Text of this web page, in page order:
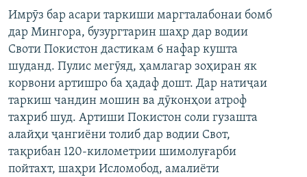
Ҷаҳиш
ҷустор
ОСИЁИ МАРКАЗӢ
ФАРҲАНГ
МЕҲМОНИ ОЗОДӢ
ВАРЗИШ
ҶАНГ ДАР УКРАИНА
НАЗАРИ МАРДУМ
БЛОГИСТОН
ОЗОДӢ ОНЛАЙН
ЧАНДРАСОНАӢ
ВИДЕО
НИГОРИСТОН
ГУЗОРИШҲОИ РАДИОӢ
РӮЙХАТҲО
КИТОБҲОИ ОЗОДӢ
Русский
Имрӯз бар асари таркиши маргталабонаи бомб
дар Мингора, бузургтарин шаҳр дар водии
Своти Покистон дастикам 6 нафар кушта
шуданд. Пулис мегӯяд, ҳамлагар зоҳиран як
корвони артишро ба ҳадаф дошт. Дар натиҷаи
таркиш чандин мошин ва дӯконҳои атроф
тахриб шуд. Артиши Покистон соли гузашта
алайҳи ҷангиёни толиб дар водии Свот,
тақрибан 120-километрии шимолуғарби
пойтахт, шаҳри Исломобод, амалиёти